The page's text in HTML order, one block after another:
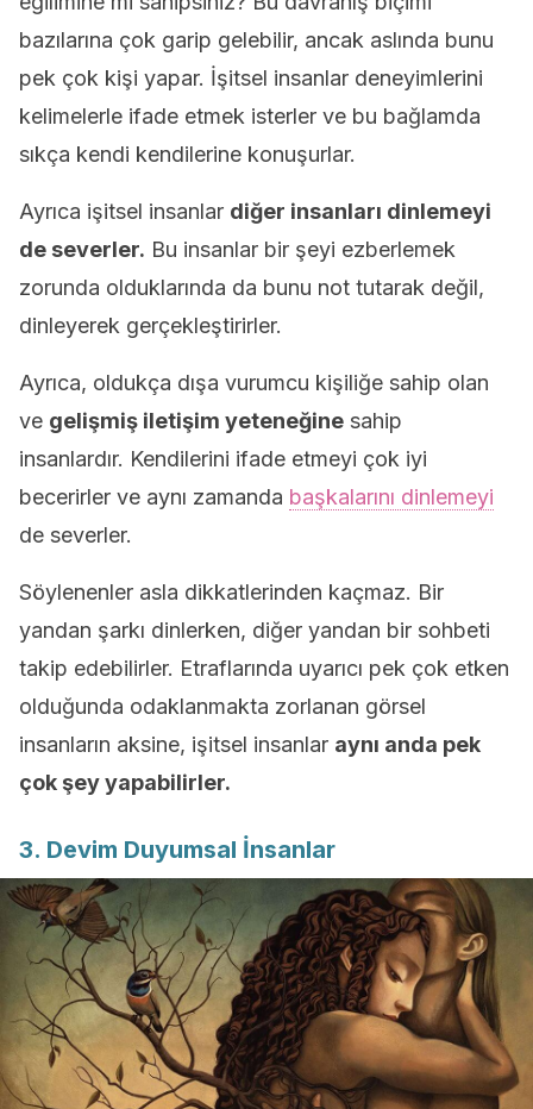
bazılarına çok garip gelebilir, ancak aslında bunu
pek çok kişi yapar. İşitsel insanlar deneyimlerini
kelimelerle ifade etmek isterler ve bu bağlamda
sıkça kendi kendilerine konuşurlar.
Ayrıca işitsel insanlar diğer insanları dinlemeyi
de severler. Bu insanlar bir şeyi ezberlemek
zorunda olduklarında da bunu not tutarak değil,
dinleyerek gerçekleştirirler.
Ayrıca, oldukça dışa vurumcu kişiliğe sahip olan
ve gelişmiş iletişim yeteneğine sahip
insanlardır. Kendilerini ifade etmeyi çok iyi
becerirler ve aynı zamanda başkalarını dinlemeyi
de severler.
Söylenenler asla dikkatlerinden kaçmaz. Bir
yandan şarkı dinlerken, diğer yandan bir sohbeti
takip edebilirler. Etraflarında uyarıcı pek çok etken
olduğunda odaklanmakta zorlanan görsel
insanların aksine, işitsel insanlar aynı anda pek
çok şey yapabilirler.
3. Devim Duyumsal İnsanlar